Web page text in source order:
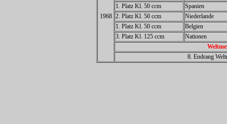
1968
1. Platz Kl. 50 ccm
Spanien
2. Platz Kl. 50 ccm
Niederlande
1. Platz Kl. 50 ccm
Belgien
3. Platz Kl. 125 ccm
Nationen
8. Endrang